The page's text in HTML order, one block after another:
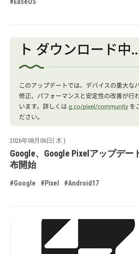
2026年08月06日( 木 )
Google、Google Pixelアップデー
布開始
#Google #Pixel #Android17